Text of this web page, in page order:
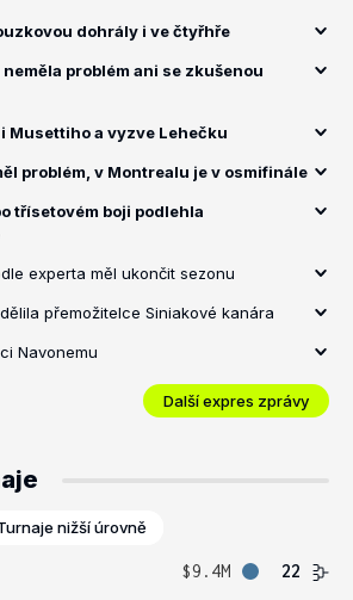
dohrály i ve čtyřhře
problém ani se zkušenou
Musettiho a vyzve Lehečku
problém, v Montrealu je v osmifinále
třísetovém boji podlehla
experta měl ukončit sezonu
přemožitelce Siniakové kanára
Navonemu
Další expres zprávy
nižší úrovně
$9.4M
22